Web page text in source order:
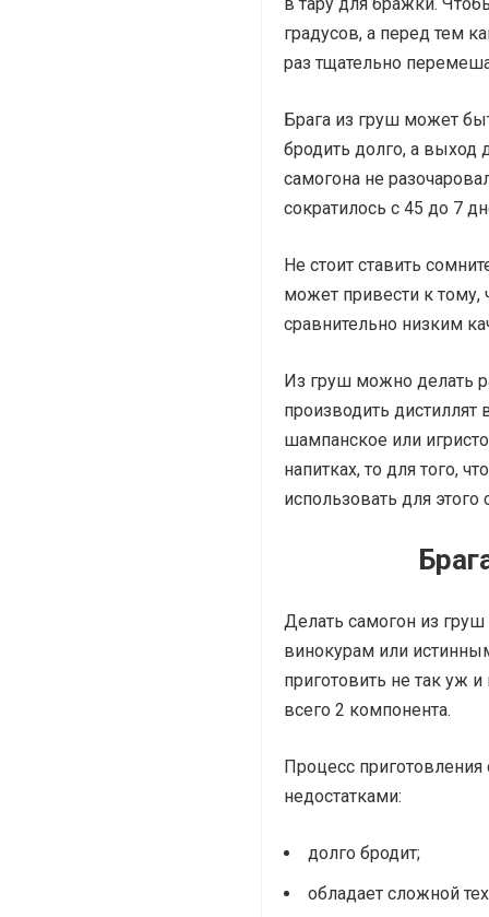
градусов, а перед тем
раз тщательно
Брага из груш может
бродить долго, а
самогона не
сократилось с 45 до 7
Не стоит ставить
может привести к тому,
сравнительно низким
Из груш можно делать
производить дистиллят
шампанское или
напитках, то для того,
использовать для
Делать самогон из
винокурам или
приготовить не так уж и
всего 2 компонента.
Процесс
недостатками:
долго бродит;
обладает сложной